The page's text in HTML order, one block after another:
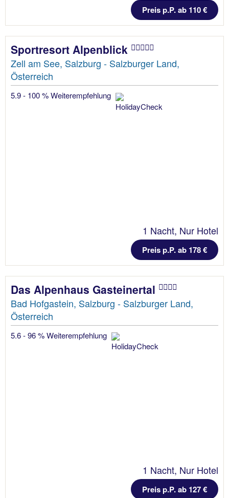
Preis p.P. ab 110 €
Sportresort Alpenblick
Zell am See, Salzburg - Salzburger Land,
Österreich
5.9 - 100 % Weiterempfehlung
1 Nacht, Nur Hotel
Preis p.P. ab 178 €
Das Alpenhaus Gasteinertal
Bad Hofgastein, Salzburg - Salzburger Land,
Österreich
5.6 - 96 % Weiterempfehlung
1 Nacht, Nur Hotel
Preis p.P. ab 127 €